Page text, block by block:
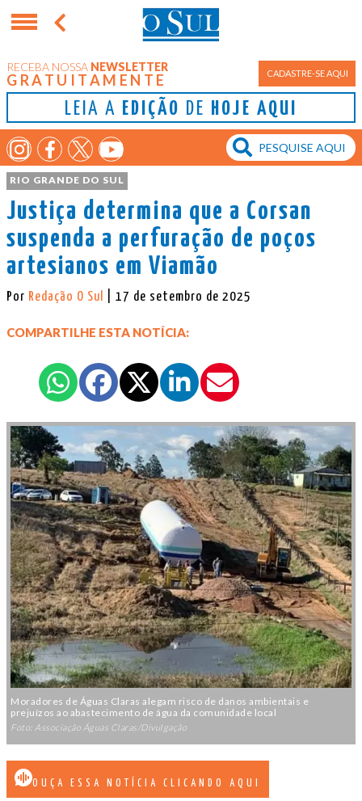
RECEBA NOSSA NEWSLETTER
GRATUITAMENTE CADASTRE-SE AQUI
LEIA A EDIÇÃO DE HOJE AQUI
RIO GRANDE DO SUL
Justiça determina que a Corsan
suspenda a perfuração de poços
artesianos em Viamão
Por Redação O Sul | 17 de setembro de 2025
COMPARTILHE ESTA NOTÍCIA:
Moradores de Águas Claras alegam risco de danos ambientais e
prejuízos ao abastecimento de água da comunidade local
Foto: Associação Águas Claras/Divulgação
OUÇA ESSA NOTÍCIA CLICANDO AQUI